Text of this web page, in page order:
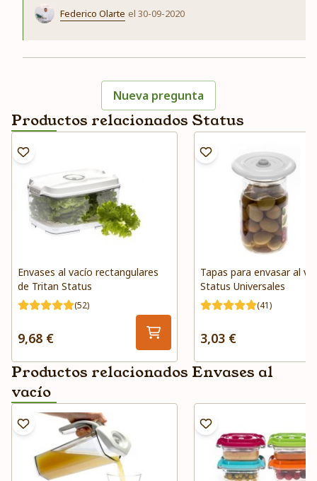
Federico Olarte el 30-09-2020
Nueva pregunta
Productos relacionados Status
Envases al vacío rectangulares
de Tritan Status
(52)
9,68 €
Tapas para envasar al
Status Universales
(41)
3,03 €
Productos relacionados Envases al
vacío